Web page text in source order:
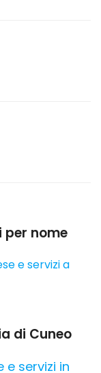
per nome
e servizi a
di Cuneo
e servizi in